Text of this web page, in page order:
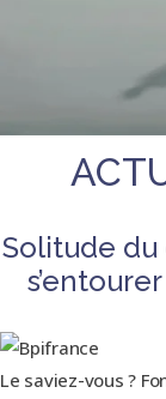
Solitude
Le saviez-vous ?